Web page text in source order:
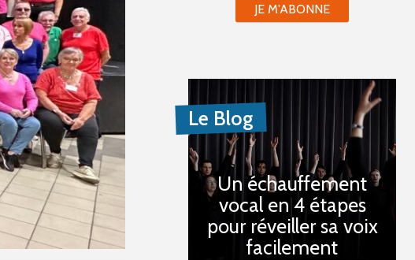
JE M'ABONNE
Le Blog
Un échauffement
vocal en 4 étapes
pour réveiller sa voix
facilement